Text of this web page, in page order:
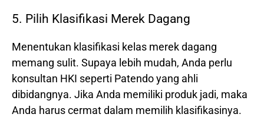
5. Pilih Klasifikasi Merek Dagang
Menentukan klasifikasi kelas merek dagang
memang sulit. Supaya lebih mudah, Anda perlu
konsultan HKI seperti Patendo yang ahli
dibidangnya. Jika Anda memiliki produk jadi, maka
Anda harus cermat dalam memilih klasifikasinya.